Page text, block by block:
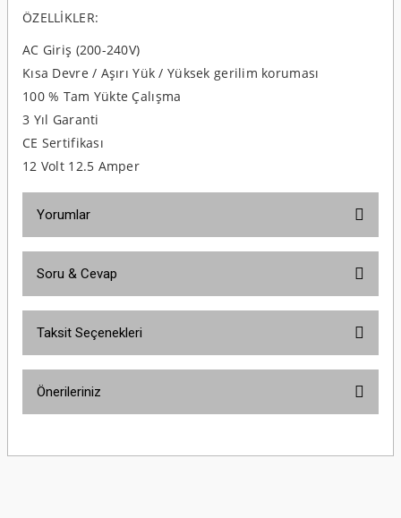
ÖZELLİKLER:
AC Giriş (200-240V)
Kısa Devre / Aşırı Yük / Yüksek gerilim koruması
100 % Tam Yükte Çalışma
3 Yıl Garanti
CE Sertifikası
12 Volt 12.5 Amper
Yorumlar
Soru & Cevap
Taksit Seçenekleri
Önerileriniz
yetersiz gördüğünüz noktaları öneri formunu kullanarak tarafımıza